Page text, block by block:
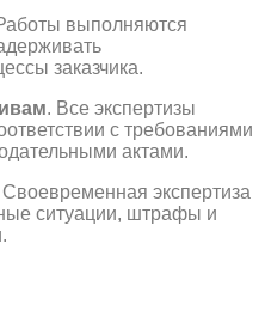
выполняются
заказчика.
. Все экспертизы
с требованиями
актами.
Своевременная экспертиза
ситуации, штрафы и